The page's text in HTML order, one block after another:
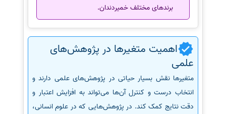
برندهای مختلف خمیردندان.
اهمیت متغیرها در پژوهش‌های
علمی
متغیرها نقش بسیار حیاتی در پژوهش‌های علمی دارند و
انتخاب درست و کنترل آن‌ها می‌تواند به افزایش اعتبار و
دقت نتایج کمک کند. در پژوهش‌هایی که در علوم انسانی،